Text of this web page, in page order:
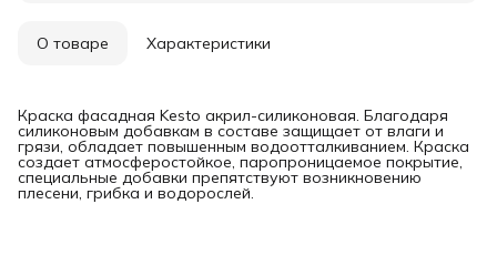
О товаре Характеристики
Краска фасадная Kesto акрил-силиконовая. Благодаря
силиконовым добавкам в составе защищает от влаги и
грязи, обладает повышенным водоотталкиванием. Краска
создает атмосферостойкое, паропроницаемое покрытие,
специальные добавки препятствуют возникновению
плесени, грибка и водорослей.